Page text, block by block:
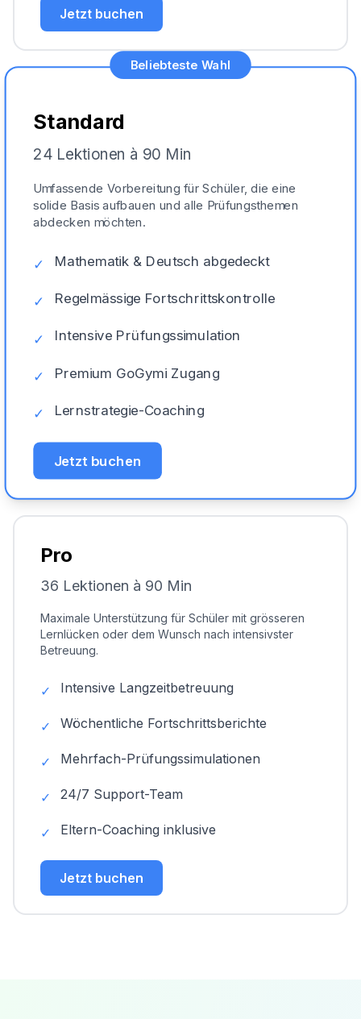
Jetzt buchen
Beliebteste Wahl
Standard
24 Lektionen à 90 Min
Umfassende Vorbereitung für Schüler, die eine
solide Basis aufbauen und alle Prüfungsthemen
abdecken möchten.
✓ Mathematik & Deutsch abgedeckt
✓ Regelmässige Fortschrittskontrolle
✓ Intensive Prüfungssimulation
✓ Premium GoGymi Zugang
✓ Lernstrategie-Coaching
Jetzt buchen
Pro
36 Lektionen à 90 Min
Maximale Unterstützung für Schüler mit grösseren
Lernlücken oder dem Wunsch nach intensivster
Betreuung.
✓ Intensive Langzeitbetreuung
✓ Wöchentliche Fortschrittsberichte
✓ Mehrfach-Prüfungssimulationen
✓ 24/7 Support-Team
✓ Eltern-Coaching inklusive
Jetzt buchen